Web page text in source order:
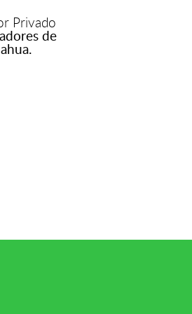
Privado
de